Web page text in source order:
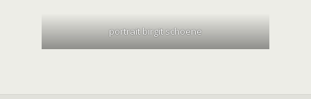
portrait birgit schoene